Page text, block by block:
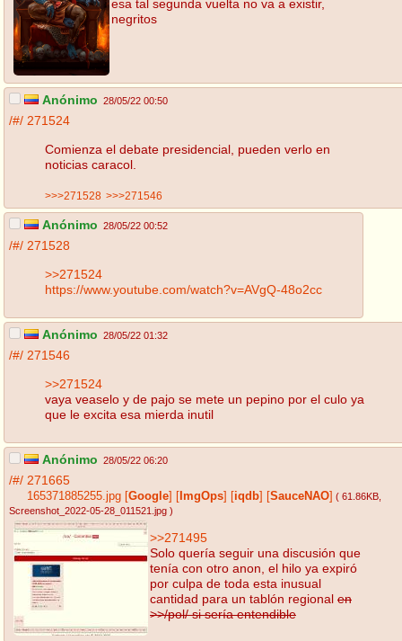
esa tal segunda vuelta no va a existir,
negritos
Anónimo 28/05/22 00:50
/#/ 271524
Comienza el debate presidencial, pueden verlo en
noticias caracol.
>>>271528 >>>271546
Anónimo 28/05/22 00:52
/#/ 271528
>>271524
https://www.youtube.com/watch?v=AVgQ-48o2cc
Anónimo 28/05/22 01:32
/#/ 271546
>>271524
vaya veaselo y de pajo se mete un pepino por el culo ya
que le excita esa mierda inutil
Anónimo 28/05/22 06:20
/#/ 271665
165371885255.jpg Google ImgOps iqdb SauceNAO ( 61.86KB
Screenshot_2022-05-28_011521.jpg )
>>271495
Solo quería seguir una discusión que
tenía con otro anon, el hilo ya expiró
por culpa de toda esta inusual
cantidad para un tablón regional en
>>/pol/ si sería entendible